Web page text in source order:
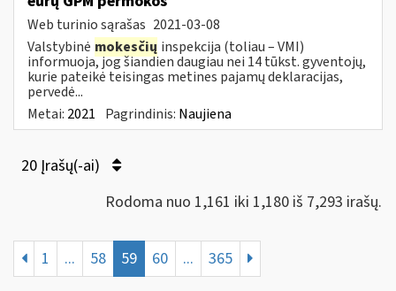
Web turinio sąrašas 2021-03-08
Valstybinė mokesčių inspekcija (toliau – VMI)
informuoja, jog šiandien daugiau nei 14 tūkst. gyventojų,
kurie pateikė teisingas metines pajamų deklaracijas,
pervedė...
Metai: 2021 Pagrindinis: Naujiena
20 Įrašų(-ai)
Rodoma nuo 1,161 iki 1,180 iš 7,293 irašų.
1 ... 58 59 60 ... 365